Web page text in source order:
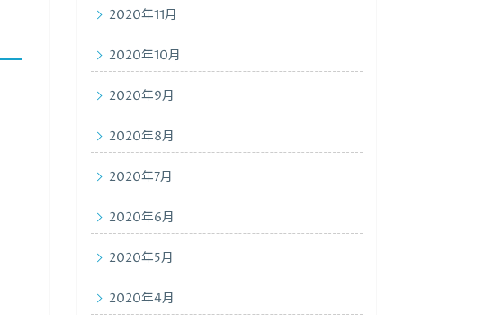
2020年11月
2020年10月
2020年9月
2020年8月
2020年7月
2020年6月
2020年5月
2020年4月